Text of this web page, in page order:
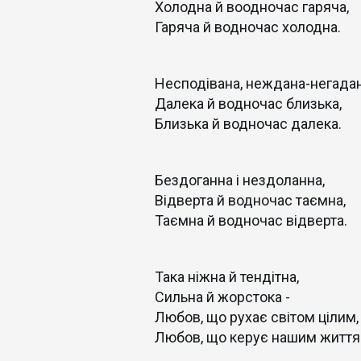
Холодна й воодночас гаряча,
Гаряча й водночас холодна.
Несподівана, неждана-
Далека й водночас близька,
Близька й водночас далека.
Бездоганна і нездоланна,
Відверта й водночас таємна,
Таємна й водночас відверта.
Така ніжна й тендітна,
Сильна й жорстока -
Любов, що рухає світом цілим,
Любов, що керує нашим